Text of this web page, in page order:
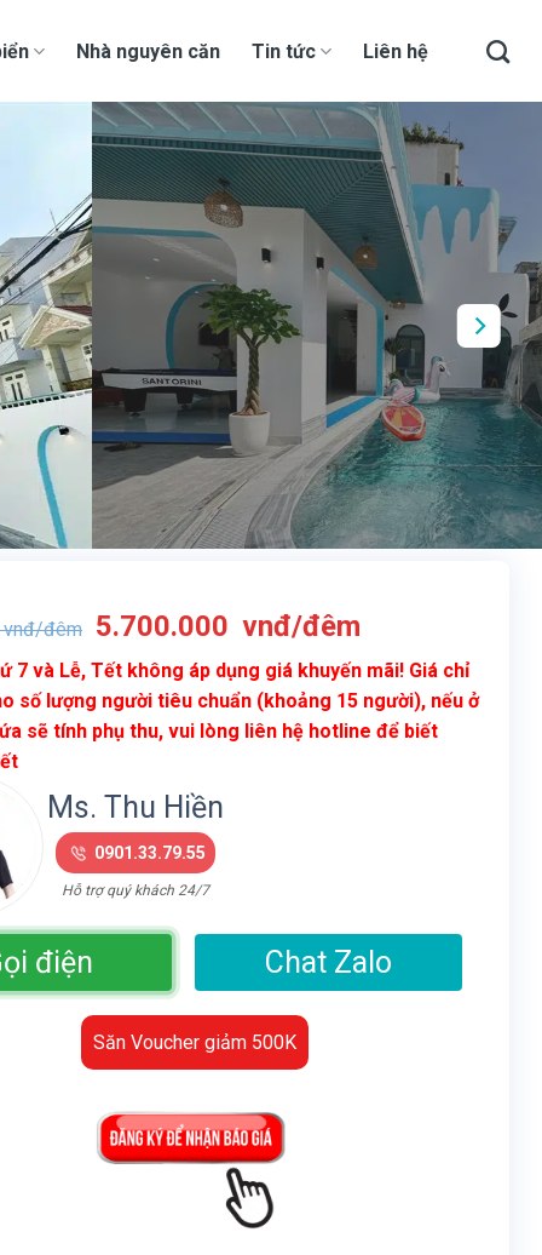
Nhà nguyên căn Tin tức Liên hệ
vnđ/đêm
Giá
gốc
là:
12.800.000
vnđ/
5.700.000 vnđ/đêmGiá
hiện
tại
là:
5.700.000
7 và Lễ, Tết không áp dụng giá khuyến mãi! Giá chỉ
số lượng người tiêu chuẩn (khoảng 15 người), nếu ở
sẽ tính phụ thu, vui lòng liên hệ hotline để biết
Ms. Thu Hiền
0901.33.79.55
Hỗ trợ quý khách 24/7
điện Chat Zalo
Săn Voucher giảm 500K